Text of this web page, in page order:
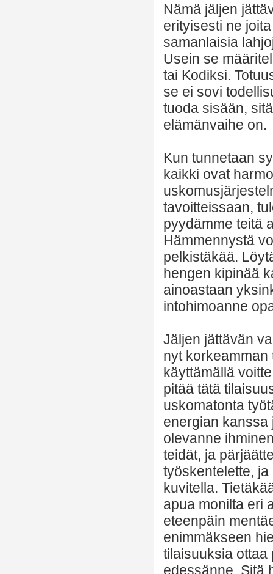
Nämä jäljen
erityisesti ne
samanlaisia
Usein se
tai Kodiksi.
se ei sovi
tuoda sisään,
elämänvaihe on.
Kun tunnetaan
kaikki ovat
tavoitteissaan,
pyydämme teitä
Hämmennystä
pelkistäkää.
hengen kipinää
ainoastaan
intohimoanne
Jäljen jättävän
nyt
käyttämällä
pitää tätä
uskomatonta
energian kanssa
olevanne
teidät, ja
työskentelette,
kuvitella.
apua monilta eri
eteenpäin
enimmäkseen
tilaisuuksia ottaa
edessänne. Sitä